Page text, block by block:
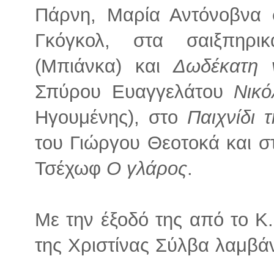
Πάρνη, Μαρία
Γκόγκολ, στα
(Μπιάνκα) καιΔωδέκατη
Σπύρου Ευαγγελάτου
Ηγουμένης), στο Παιχνίδι
του Γιώργου Θεοτοκά και
Τσέχωφ Ο γλάρος.
Με την έξοδό της από το
της Χριστίνας Σύλβα